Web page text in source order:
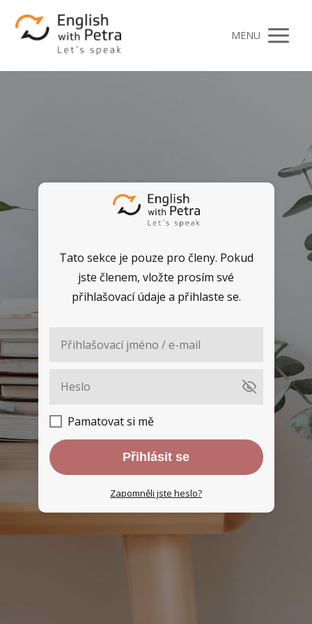
MENU
Tato sekce je pouze pro členy. Pokud
jste členem, vložte prosím své
přihlašovací údaje a přihlaste se.
Pamatovat si mě
Přihlásit se
Zapomněli jste heslo?